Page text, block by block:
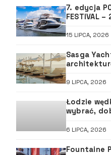
7. edycja
FESTIVAL
15 LIPCA, 2026
Sasga
9 LIPCA, 2026
Łodzie
wybrać,
6 LIPCA, 2026
Fountaine